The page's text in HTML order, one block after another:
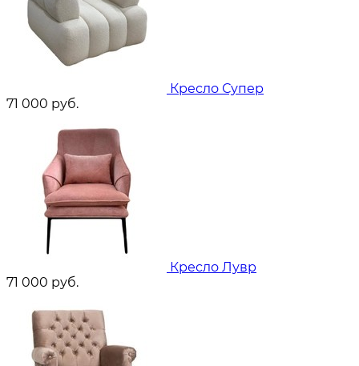
Кресло Супер
71 000 руб.
Кресло Лувр
71 000 руб.